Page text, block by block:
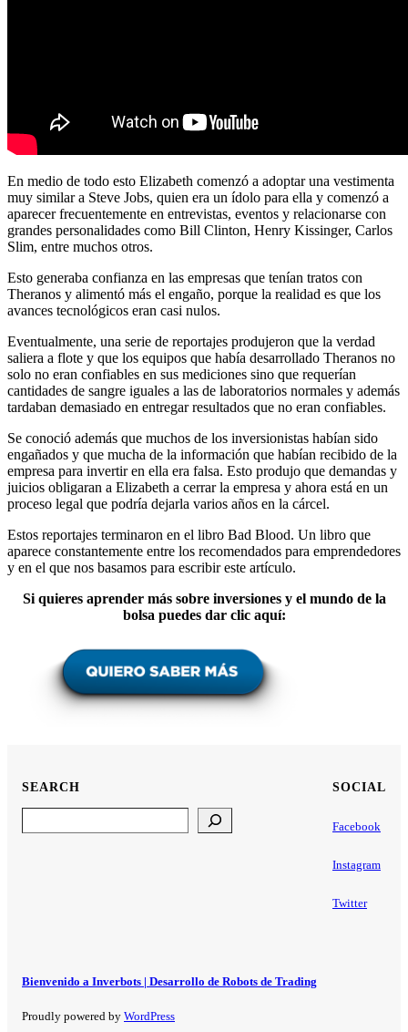
En medio de todo esto Elizabeth comenzó a adoptar una vestimenta
muy similar a Steve Jobs, quien era un ídolo para ella y comenzó a
aparecer frecuentemente en entrevistas, eventos y relacionarse con
grandes personalidades como Bill Clinton, Henry Kissinger, Carlos
Slim, entre muchos otros.
Esto generaba confianza en las empresas que tenían tratos con
Theranos y alimentó más el engaño, porque la realidad es que los
avances tecnológicos eran casi nulos.
Eventualmente, una serie de reportajes produjeron que la verdad
saliera a flote y que los equipos que había desarrollado Theranos no
solo no eran confiables en sus mediciones sino que requerían
cantidades de sangre iguales a las de laboratorios normales y además
tardaban demasiado en entregar resultados que no eran confiables.
Se conoció además que muchos de los inversionistas habían sido
engañados y que mucha de la información que habían recibido de la
empresa para invertir en ella era falsa. Esto produjo que demandas y
juicios obligaran a Elizabeth a cerrar la empresa y ahora está en un
proceso legal que podría dejarla varios años en la cárcel.
Estos reportajes terminaron en el libro Bad Blood. Un libro que
aparece constantemente entre los recomendados para emprendedores
y en el que nos basamos para escribir este artículo.
Si quieres aprender más sobre inversiones y el mundo de la
bolsa puedes dar clic aquí:
SEARCH SOCIAL
Facebook
Instagram
Twitter
Bienvenido a Inverbots | Desarrollo de Robots de Trading
Proudly powered by WordPress